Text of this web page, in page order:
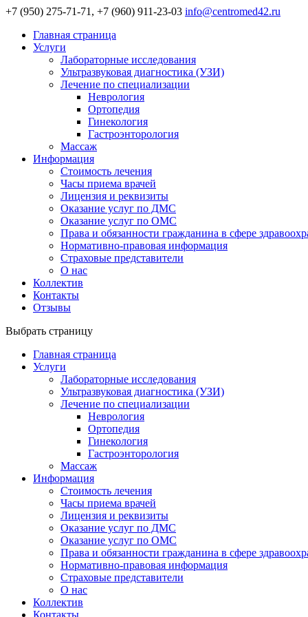
+7 (950) 275-71-71, +7 (960) 911-23-03 info@centromed42.ru
Главная страница
Услуги
Лабораторные исследования
Ультразвуковая диагностика (УЗИ)
Лечение по специализации
Неврология
Ортопедия
Гинекология
Гастроэнторология
Массаж
Информация
Стоимость лечения
Часы приема врачей
Лицензия и реквизиты
Оказание услуг по ДМС
Оказание услуг по ОМС
Права и обязанности гражданина в сфере
Нормативно-правовая информация
Страховые представители
О нас
Коллектив
Контакты
Отзывы
Выбрать страницу
Главная страница
Услуги
Лабораторные исследования
Ультразвуковая диагностика (УЗИ)
Лечение по специализации
Неврология
Ортопедия
Гинекология
Гастроэнторология
Массаж
Информация
Стоимость лечения
Часы приема врачей
Лицензия и реквизиты
Оказание услуг по ДМС
Оказание услуг по ОМС
Права и обязанности гражданина в сфере
Нормативно-правовая информация
Страховые представители
О нас
Коллектив
Контакты